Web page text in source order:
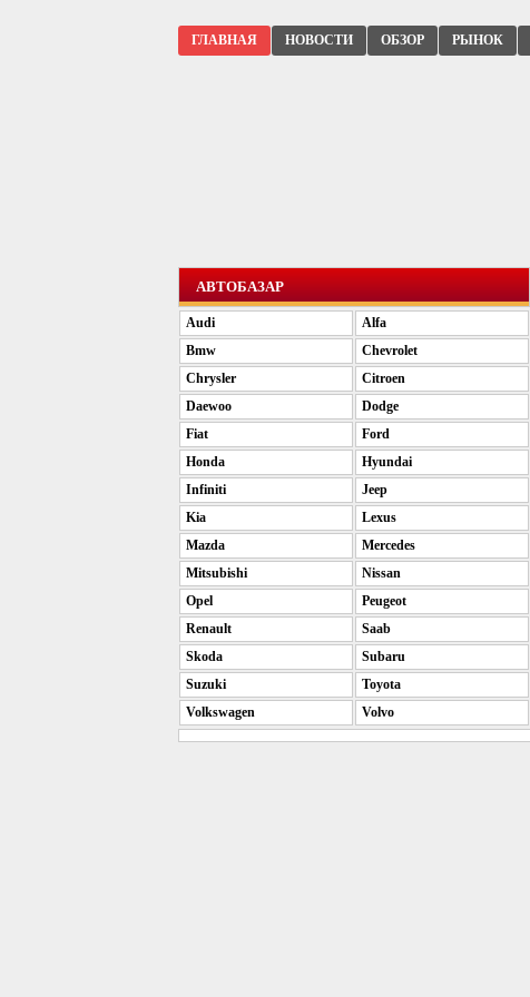
ГЛАВНАЯ НОВОСТИ ОБЗОР РЫНОК
АВТОБАЗАР
Audi
Alfa
Bmw
Chevrolet
Chrysler
Citroen
Daewoo
Dodge
Fiat
Ford
Honda
Hyundai
Infiniti
Jeep
Kia
Lexus
Mazda
Mercedes
Mitsubishi
Nissan
Opel
Peugeot
Renault
Saab
Skoda
Subaru
Suzuki
Toyota
Volkswagen
Volvo